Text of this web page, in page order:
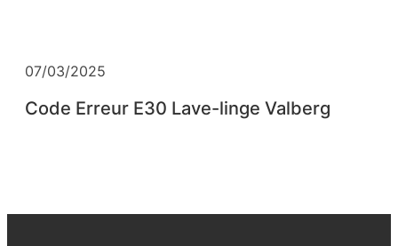
07/03/2025
Code Erreur E30 Lave-linge Valberg